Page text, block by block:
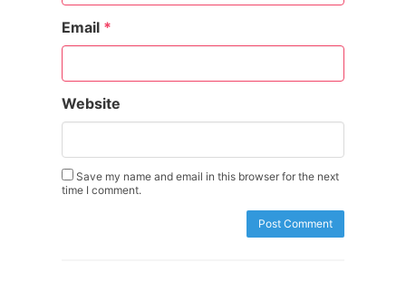
Email *
Website
Save my name and email in this browser for the next
time I comment.